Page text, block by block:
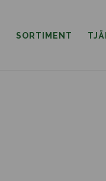
SORTIMENT